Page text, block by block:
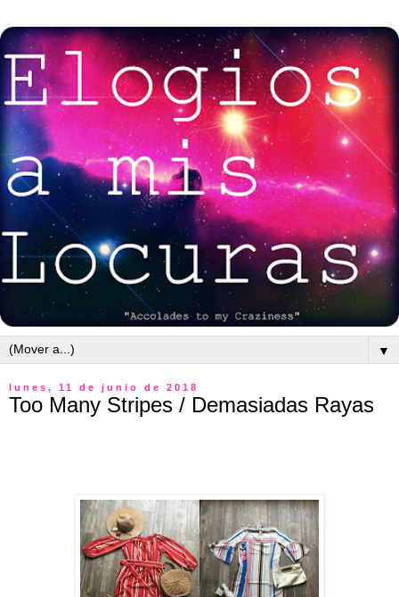
▼
lunes, 11 de junio de 2018
Too Many Stripes / Demasiadas Rayas